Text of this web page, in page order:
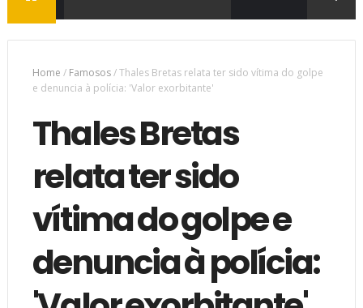
Home / Famosos/Thales Bretas relata ter sido vítima do golpe
e denuncia à polícia: 'Valor exorbitante'
Thales Bretas
relata ter sido
vítima do golpe e
denuncia à polícia: